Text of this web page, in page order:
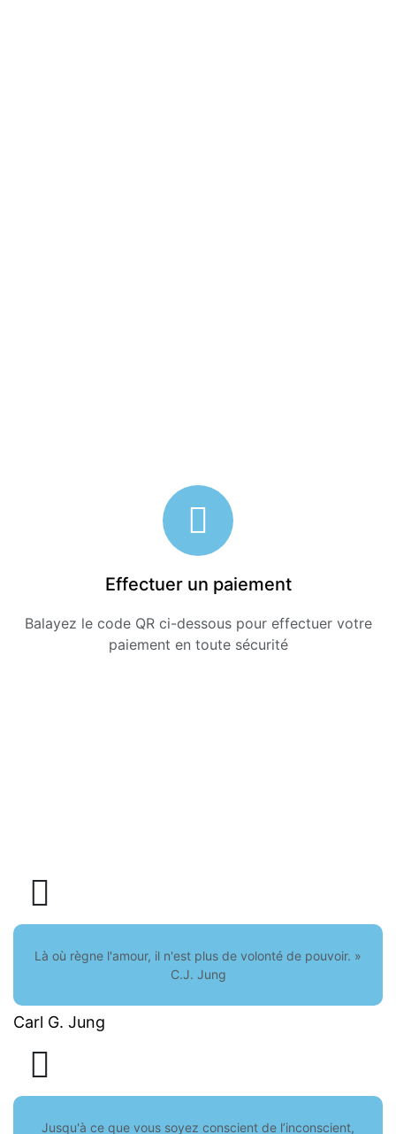
Effectuer un paiement
Balayez le code QR ci-dessous pour effectuer votre
paiement en toute sécurité
Là où règne l'amour, il n'est plus de volonté de pouvoir. »
C.J. Jung
Carl G. Jung
Jusqu'à ce que vous soyez conscient de l’inconscient,